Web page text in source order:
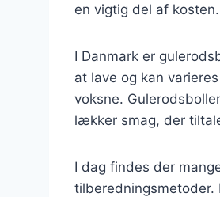
en vigtig del af kosten.
I Danmark er
at lave og kan
voksne.
lækker smag, der
I dag findes der